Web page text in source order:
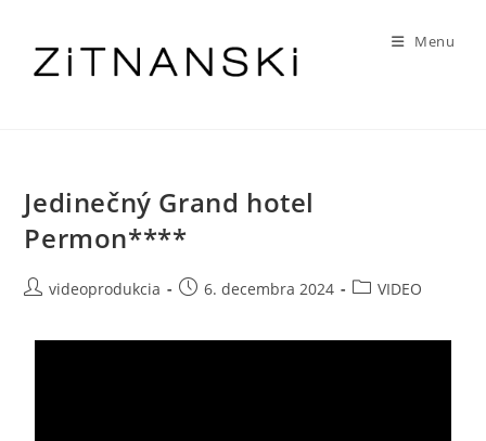
Menu
Jedinečný Grand hotel
Permon****
videoprodukcia 6. decembra 2024 VIDEO